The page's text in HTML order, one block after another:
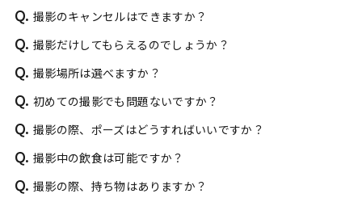
Q. 撮影のキャンセルはできますか？
Q. 撮影だけしてもらえるのでしょうか？
Q. 撮影場所は選べますか？
Q. 初めての撮影でも問題ないですか？
Q. 撮影の際、ポーズはどうすればいいですか？
Q. 撮影中の飲食は可能ですか？
Q. 撮影の際、持ち物はありますか？